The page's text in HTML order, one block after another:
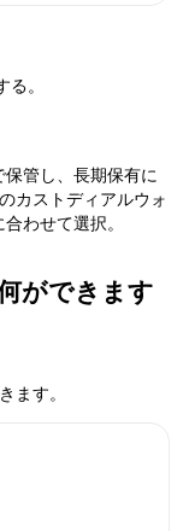
。
管し、長期保有に
カストディアルウォ
わせて選択。
ができます
ます。